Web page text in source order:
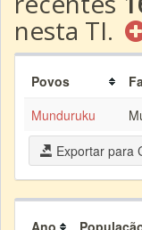
nesta TI.
Povos
Munduruku
Exportar para
Ano